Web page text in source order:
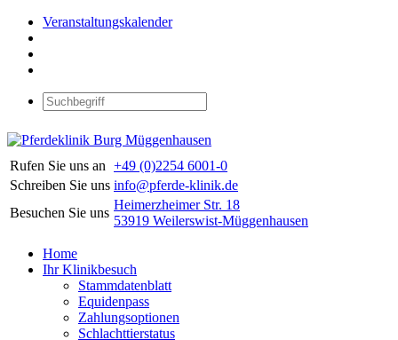
Veranstaltungskalender
Rufen Sie uns an +49 (0)2254 6001-0
Schreiben Sie uns info@pferde-klinik.de
Besuchen Sie uns
Heimerzheimer Str. 18
53919 Weilerswist-Müggenhausen
Home
Ihr Klinikbesuch
Stammdatenblatt
Equidenpass
Zahlungsoptionen
Schlachttierstatus